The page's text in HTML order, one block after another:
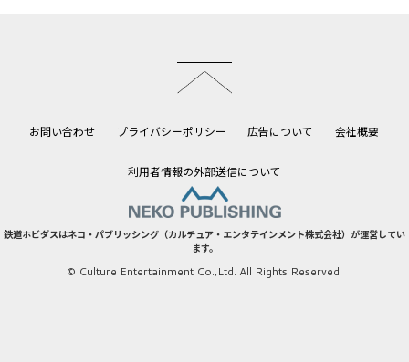
お問い合わせ プライバシーポリシー 広告について 会社概要
利用者情報の外部送信について
鉄道ホビダスはネコ・パブリッシング（カルチュア・エンタテインメント株式会社）が運営してい
ます。
© Culture Entertainment Co.,Ltd. All Rights Reserved.